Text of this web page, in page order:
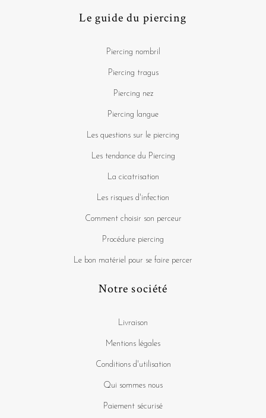
Le guide du piercing
Piercing nombril
Piercing tragus
Piercing nez
Piercing langue
Les questions sur le piercing
Les tendance du Piercing
La cicatrisation
Les risques d'infection
Comment choisir son perceur
Procédure piercing
Le bon matériel pour se faire percer
Notre société
Livraison
Mentions légales
Conditions d'utilisation
Qui sommes nous
Paiement sécurisé